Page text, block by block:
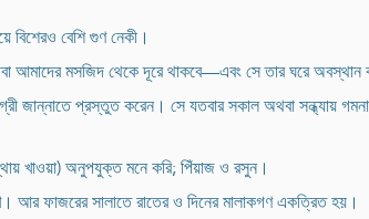
বিশেরও বেশি গুণ নেকী।
আমাদের মসজিদ থেকে দূরে থাকবে—এবং সে তার ঘরে অবস্থান
জান্নাতে প্রস্তুত করেন। সে যতবার সকাল অথবা সন্ধ্যায়
খাওয়া) অনুপযুক্ত মনে করি; পিঁয়াজ ও রসুন।
আর ফাজরের সালাতে রাতের ও দিনের মালাকগণ একত্রিত হয়।